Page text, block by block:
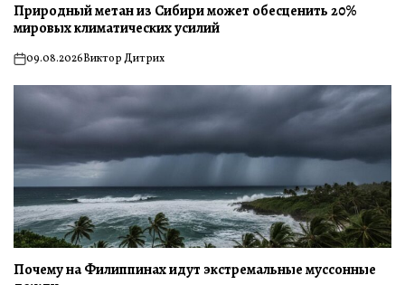
Природный метан из Сибири может обесценить 20%
мировых климатических усилий
on09.08.2026Виктор Дитрих
Почему на Филиппинах идут экстремальные муссонные